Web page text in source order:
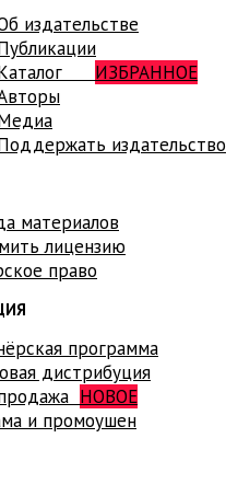
издательстве
ИЗБРАННОЕ
издательство
материалов
лицензию
право
программа
дистрибуция
НОВОЕ
и промоушен